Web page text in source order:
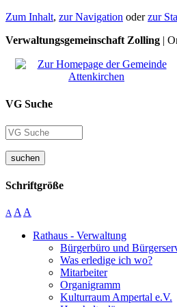
Zum Inhalt, zur Navigation oderzur
Verwaltungsgemeinschaft Zolling |
VG Suche
suchen
Schriftgröße
A A A
Rathaus - Verwaltung
Bürgerbüro und
Was erledige ich wo?
Mitarbeiter
Organigramm
Kulturraum Ampertal e.V.